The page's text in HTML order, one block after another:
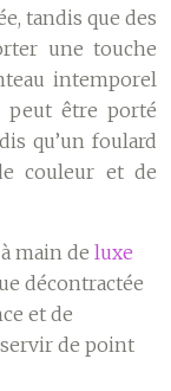
tandis que des
une touche
intemporel
peut être porté
qu’un foulard
couleur et de
main de luxe
décontractée
et de
de point